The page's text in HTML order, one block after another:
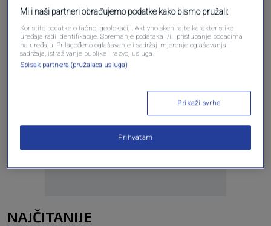
NAJČITANIJE
Mi i naši partneri obrađujemo podatke kako bismo pružali:
Koristite podatke o tačnoj geolokaciji. Aktivno skenirajte karakteristike
uređaja radi identifikacije. Spremanje podataka i/ili pristupanje podacima
na uređaju. Prilagođeno oglašavanje i sadržaj, mjerenje oglašavanja i
sadržaja, istraživanje publike i razvoj usluga.
Spisak partnera (pružalaca usluga)
Prikaži svrhe
Prihvatam